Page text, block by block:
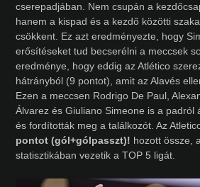
cserepadjában. Nem csupán a
hanem a kispad és a kezdő közötti
csökkent. Ez azt eredményezte, hogy
erősítéseket tud becserélni a meccsek
eredménye, hogy eddig az Atlético
hátrányból (9 pontot), amit az Alavés
Ezen a meccsen Rodrigo De Paul,
Álvarez és Giuliano Simeone is a padról
és fordították meg a találkozót. Az
pontot (gól+gólpasszt)! hozott össze,
statisztikában vezetik a TOP 5 ligát.